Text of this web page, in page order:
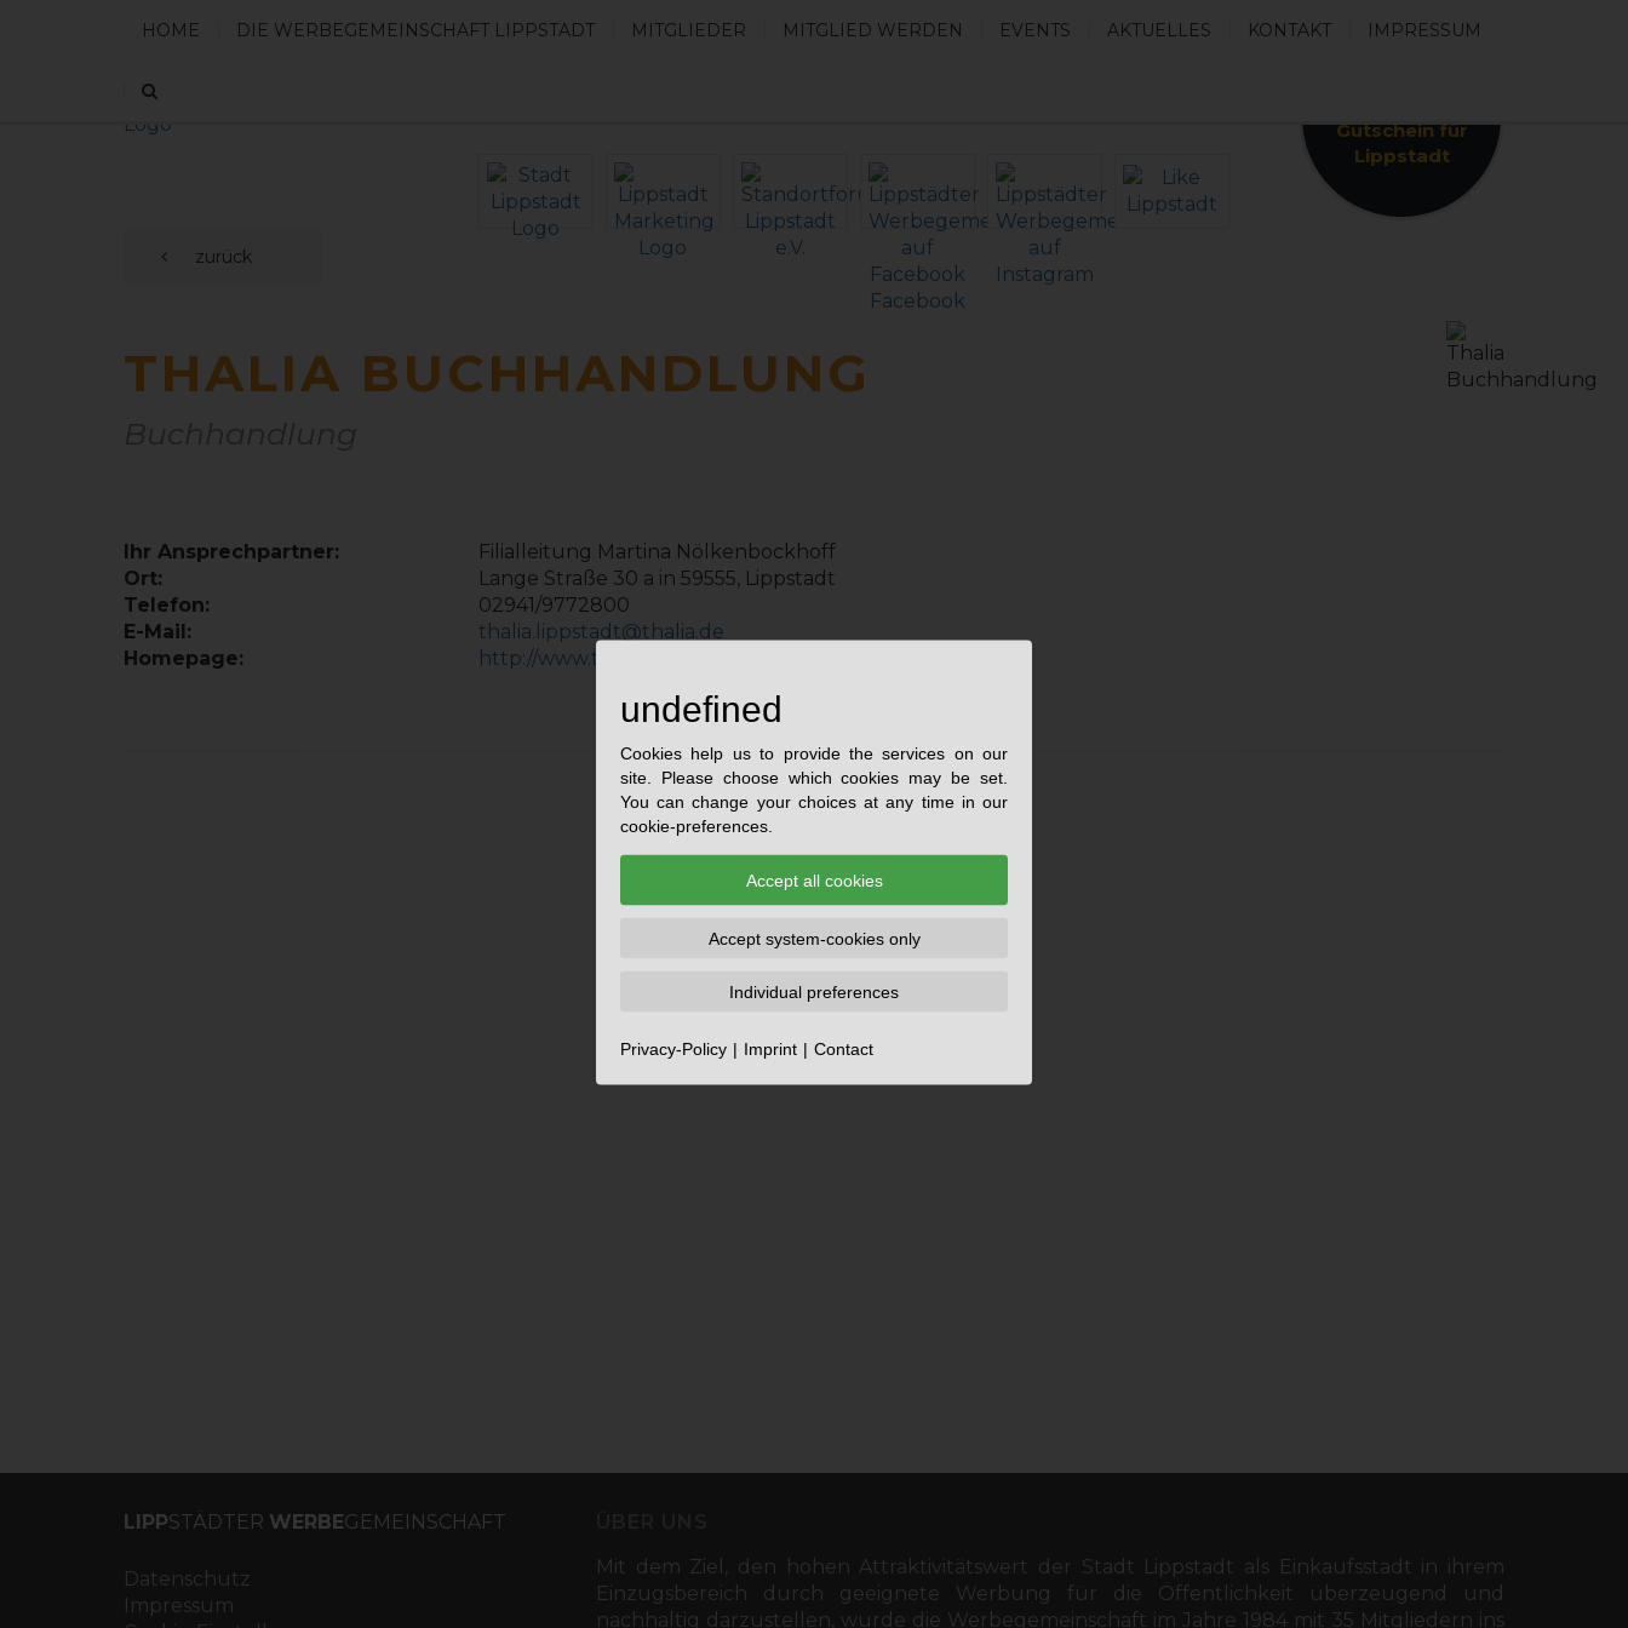
HOME DIE WERBEGEMEINSCHAFT LIPPSTADT MITGLIEDER MITGLIED WERDEN EVENTS AKTUELLES KONTAKT IMPRESSUM
Gutschein für
Lippstadt
zurück
THALIA BUCHHANDLUNG
Ihr Ansprechpartner:
Filialleitung Martina Nölkenbockhoff
Ort:
Lange Straße 30 a in 59555, Lippstadt
Telefon:
02941/9772800
E-Mail:
thalia.lippstadt@thalia.de
Homepage:
http://www.thalia.de
LIPPSTÄDTER WERBEGEMEINSCHAFT
Datenschutz
Impressum
Mit dem Ziel, den hohen Attraktivitätswert der Stadt Lippstadt als Einkaufsstadt in ihrem
Einzugsbereich durch geeignete Werbung für die Öffentlichkeit überzeugend und
nachhaltig darzustellen, wurde die Werbegemeinschaft im Jahre 1984 mit 35 Mitgliedern ins
undefined
Cookies help us to provide the services on our
site. Please choose which cookies may be set.
You can change your choices at any time in our
cookie-preferences.
Accept all cookies
Accept system-cookies only
Individual preferences
Privacy-Policy Imprint Contact